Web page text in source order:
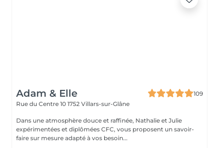
Adam & Elle
109
Rue du Centre 10 1752 Villars-sur-Glâne
Dans une atmosphère douce et raffinée, Nathalie et Julie
expérimentées et diplômées CFC, vous proposent un savoir-
faire sur mesure adapté à vos besoin...